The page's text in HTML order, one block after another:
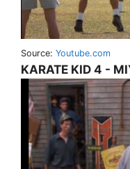
Source: Youtube.com
KARATE KID 4 -